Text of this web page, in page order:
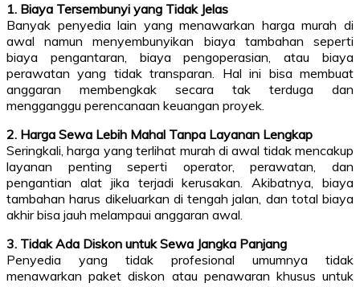
1. Biaya Tersembunyi yang Tidak Jelas
Banyak penyedia lain yang menawarkan harga murah di
awal namun menyembunyikan biaya tambahan seperti
biaya pengantaran, biaya pengoperasian, atau biaya
perawatan yang tidak transparan. Hal ini bisa membuat
anggaran membengkak secara tak terduga dan
mengganggu perencanaan keuangan proyek.
2. Harga Sewa Lebih Mahal Tanpa Layanan Lengkap
Seringkali, harga yang terlihat murah di awal tidak mencakup
layanan penting seperti operator, perawatan, dan
pengantian alat jika terjadi kerusakan. Akibatnya, biaya
tambahan harus dikeluarkan di tengah jalan, dan total biaya
akhir bisa jauh melampaui anggaran awal.
3. Tidak Ada Diskon untuk Sewa Jangka Panjang
Penyedia yang tidak profesional umumnya tidak
menawarkan paket diskon atau penawaran khusus untuk